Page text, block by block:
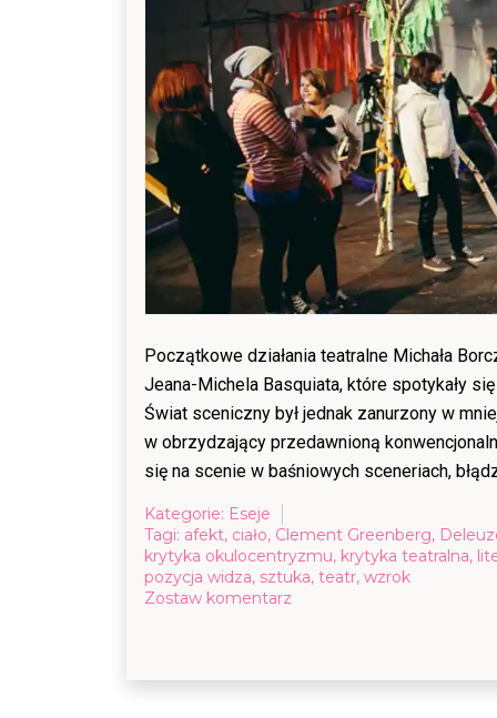
Początkowe działania teatralne Michała
Jeana-Michela Basquiata, które spotykały
Świat sceniczny był jednak zanurzony w
w obrzydzający przedawnioną
się na scenie w baśniowych sceneriach,
Kategorie: Eseje
Tagi: afekt, ciało, Clement Greenberg,
krytyka okulocentryzmu, krytyka teatralna,
pozycja widza, sztuka, teatr, wzrok
Zostaw komentarz
Faustyczne